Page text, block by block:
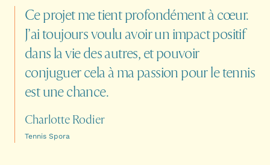
Ceprojetmetientprofondémentà cœur.
J’aitoujoursvouluavoirun impactpositif
dans laviedesautres, etpouvoir
conjuguercelaà ma passion pourletennis
estunechance.
Charlotte Rodier
Tennis Spora